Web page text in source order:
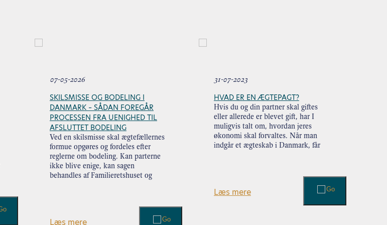
07-05-2026
SKILSMISSE OG BODELING I
DANMARK – SÅDAN FOREGÅR
PROCESSEN FRA UENIGHED TIL
AFSLUTTET BODELING
Ved en skilsmisse skal ægtefællernes
formue opgøres og fordeles efter
reglerne om bodeling. Kan parterne
ikke blive enige, kan sagen
behandles af Familieretshuset og
Læs mere
31-07-2023
HVAD ER EN ÆGTEPAGT?
Hvis du og din partner skal giftes
eller allerede er blevet gift, har I
muligvis talt om, hvordan jeres
økonomi skal forvaltes. Når man
indgår et ægteskab i Danmark, får
Læs mere